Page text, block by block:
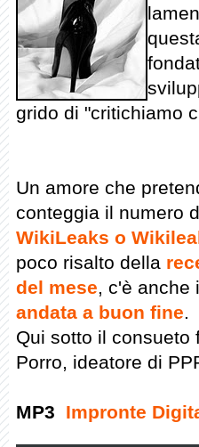
grido di "critichiamo
Un amore che
conteggia il numero
WikiLeaks o
poco risalto della
del mese, c'è anche
andata a buon fine.
Qui sotto il consueto
Porro, ideatore di
MP3 Impronte